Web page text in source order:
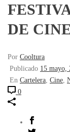
DE
Por Cooltura
Publicado 15 mayo,
En Cartelera, Cine,
0